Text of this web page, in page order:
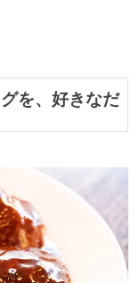
を、好きなだ